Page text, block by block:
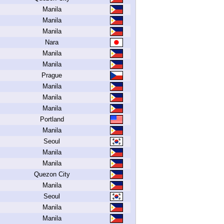
Manila
Manila
Manila
Nara
Manila
Manila
Prague
Manila
Manila
Manila
Portland
Manila
Seoul
Manila
Manila
Quezon City
Manila
Seoul
Manila
Manila